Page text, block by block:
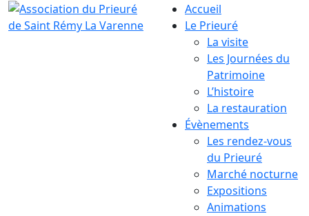
Accueil
Le Prieuré
La visite
Les Journées du
Patrimoine
L’histoire
La restauration
Évènements
Les rendez-vous
du Prieuré
Marché nocturne
Expositions
Animations